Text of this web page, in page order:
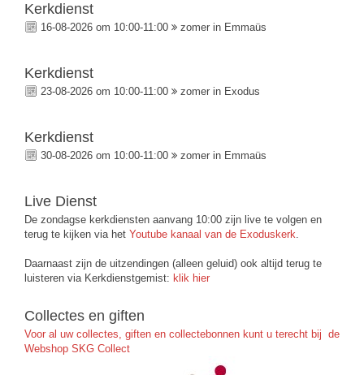
Kerkdienst
16-08-2026 om 10:00-11:00 zomer in Emmaüs
Kerkdienst
23-08-2026 om 10:00-11:00 zomer in Exodus
Kerkdienst
30-08-2026 om 10:00-11:00 zomer in Emmaüs
Live Dienst
De zondagse kerkdiensten aanvang 10:00 zijn live te volgen en
terug te kijken via het Youtube kanaal van de Exoduskerk.
Daarnaast zijn de uitzendingen (alleen geluid) ook altijd terug te
luisteren via Kerkdienstgemist: klik hier
Collectes en giften
Voor al uw collectes, giften en collectebonnen kunt u terecht bij de
Webshop SKG Collect